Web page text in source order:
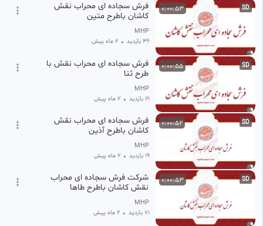
SD
0:00:53
فرش سجاده ای محراب نقش
کاشان باطرح متین
MHP
36 بازدید • 2 ماه پیش
SD
0:00:55
فرش سجاده ای محراب نقش با
طرح ثنا
MHP
21 بازدید • 2 ماه پیش
SD
0:00:52
فرش سجاده ای محراب نقش
کاشان باطرح آذین
MHP
19 بازدید • 2 ماه پیش
SD
0:00:53
شرکت فرش سجاده ای محراب
نقش کاشان باطرح طاها
MHP
71 بازدید • 2 ماه پیش